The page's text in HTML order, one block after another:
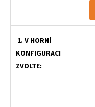
1. V HORNÍ
KONFIGURACI
ZVOLTE: